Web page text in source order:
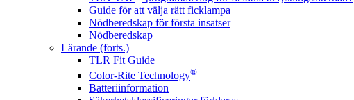
Guide för att välja rätt ficklampa
Nödberedskap för första insatser
Nödberedskap
Lärande (forts.)
TLR Fit Guide
Color-Rite Technology®
Batteriinformation